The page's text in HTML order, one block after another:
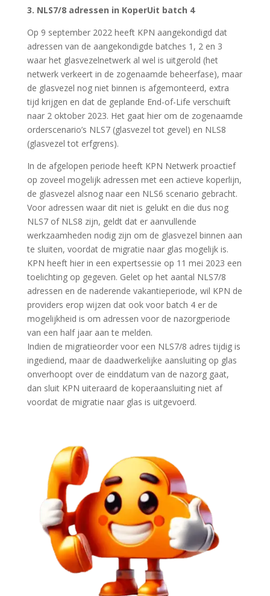
3. NLS7/8 adressen in KoperUit batch 4
Op 9 september 2022 heeft KPN aangekondigd dat
adressen van de aangekondigde batches 1, 2 en 3
waar het glasvezelnetwerk al wel is uitgerold (het
netwerk verkeert in de zogenaamde beheerfase), maar
de glasvezel nog niet binnen is afgemonteerd, extra
tijd krijgen en dat de geplande End-of-Life verschuift
naar 2 oktober 2023. Het gaat hier om de zogenaamde
orderscenario’s NLS7 (glasvezel tot gevel) en NLS8
(glasvezel tot erfgrens).
In de afgelopen periode heeft KPN Netwerk proactief
op zoveel mogelijk adressen met een actieve koperlijn,
de glasvezel alsnog naar een NLS6 scenario gebracht.
Voor adressen waar dit niet is gelukt en die dus nog
NLS7 of NLS8 zijn, geldt dat er aanvullende
werkzaamheden nodig zijn om de glasvezel binnen aan
te sluiten, voordat de migratie naar glas mogelijk is.
KPN heeft hier in een expertsessie op 11 mei 2023 een
toelichting op gegeven. Gelet op het aantal NLS7/8
adressen en de naderende vakantieperiode, wil KPN de
providers erop wijzen dat ook voor batch 4 er de
mogelijkheid is om adressen voor de nazorgperiode
van een half jaar aan te melden.
Indien de migratieorder voor een NLS7/8 adres tijdig is
ingediend, maar de daadwerkelijke aansluiting op glas
onverhoopt over de einddatum van de nazorg gaat,
dan sluit KPN uiteraard de koperaansluiting niet af
voordat de migratie naar glas is uitgevoerd.